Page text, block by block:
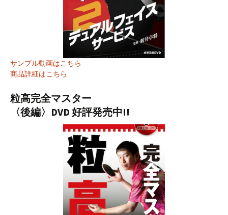
サンプル動画はこちら
商品詳細はこちら
粒高完全マスター
〈後編〉DVD 好評発売中!!